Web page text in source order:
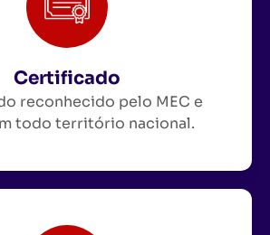
Certificado
reconhecido pelo MEC e
todo território nacional.